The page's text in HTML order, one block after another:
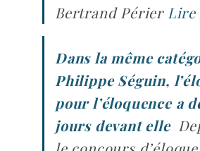
Bertrand Périer Lire
Dans la même
Philippe Séguin,
pour l’éloquence a
jours devant elle